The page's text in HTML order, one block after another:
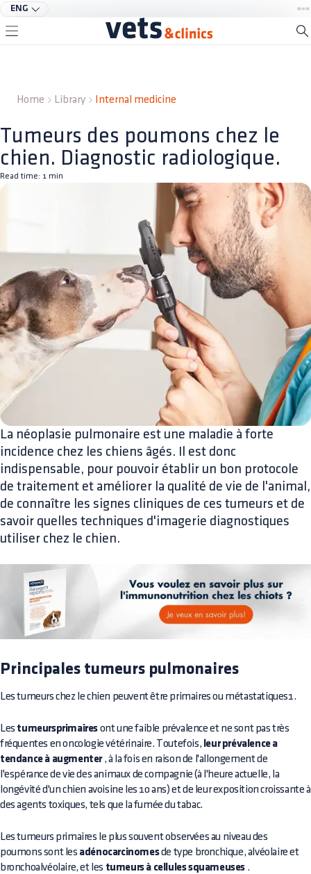
ENG
Home Library Internal medicine
Tumeurs des poumons chez le
chien. Diagnostic radiologique.
Read time: 1 min
La néoplasie pulmonaire est une maladie à forte
incidence chez les chiens âgés. Il est donc
indispensable, pour pouvoir établir un bon protocole
de traitement et améliorer la qualité de vie de l'animal,
de connaître les signes cliniques de ces tumeurs et de
savoir quelles techniques d'imagerie diagnostiques
utiliser chez le chien.
Principales tumeurs pulmonaires
Les tumeurs chez le chien peuvent être primaires ou métastatiques1.
Les tumeursprimaires ont une faible prévalence et ne sont pas très
fréquentes en oncologie vétérinaire. Toutefois, leur prévalence a
tendance à augmenter, à la fois en raison de l'allongement de
l'espérance de vie des animaux de compagnie (à l'heure actuelle, la
longévité d'un chien avoisine les 10 ans) et de leur exposition croissante à
des agents toxiques, tels que la fumée du tabac.
Les tumeurs primaires le plus souvent observées au niveau des
poumons sont les adénocarcinomesde type bronchique, alvéolaire et
bronchoalvéolaire, et les tumeurs à cellules squameuses .